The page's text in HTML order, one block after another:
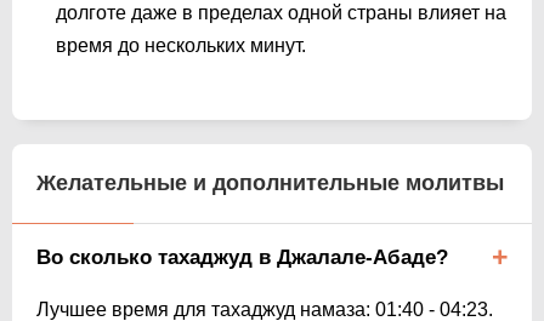
долготе даже в пределах одной страны влияет на
время до нескольких минут.
Желательные и дополнительные молитвы
Во сколько тахаджуд в Джалале-Абаде?
Лучшее время для тахаджуд намаза: 01:40 - 04:23.